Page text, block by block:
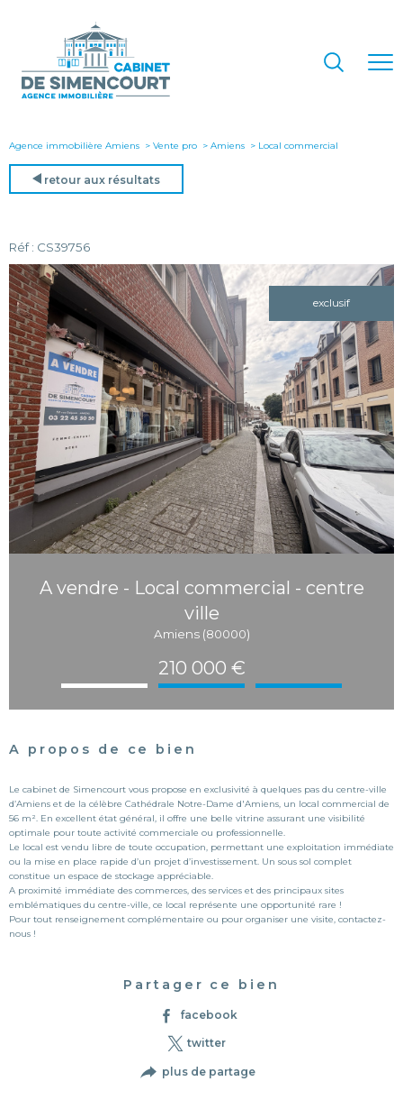
Agence immobilière Amiens Vente pro Amiens local commercial
retour aux résultats
Réf : CS39756
exclusif
A vendre - Local commercial - centre
ville
Amiens (80000)
210 000 €
A propos de ce bien
Le cabinet de Simencourt vous propose en exclusivité à quelques pas du centre-ville
d’Amiens et de la célèbre Cathédrale Notre-Dame d'Amiens, un local commercial de
56 m². En excellent état général, il offre une belle vitrine assurant une visibilité
optimale pour toute activité commerciale ou professionnelle.
Le local est vendu libre de toute occupation, permettant une exploitation immédiate
ou la mise en place rapide d’un projet d’investissement. Un sous sol complet
constitue un espace de stockage appréciable.
A proximité immédiate des commerces, des services et des principaux sites
emblématiques du centre-ville, ce local représente une opportunité rare !
Pour tout renseignement complémentaire ou pour organiser une visite, contactez-
nous !
Partager ce bien
facebook
twitter
plus de partage